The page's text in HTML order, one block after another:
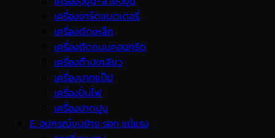
เครื่องชาร์ตแบตเตอรี่
เครื่องดัดเหล็ก
เครื่องตัดถนนคอนกรีต
เครื่องต๊าปเกลียว
เครื่องบากแป๊ป
เครื่องปั่นไฟ
เครื่องปาดปูน
E. อุปกรณ์ขนย้าย รอก แม่แรง